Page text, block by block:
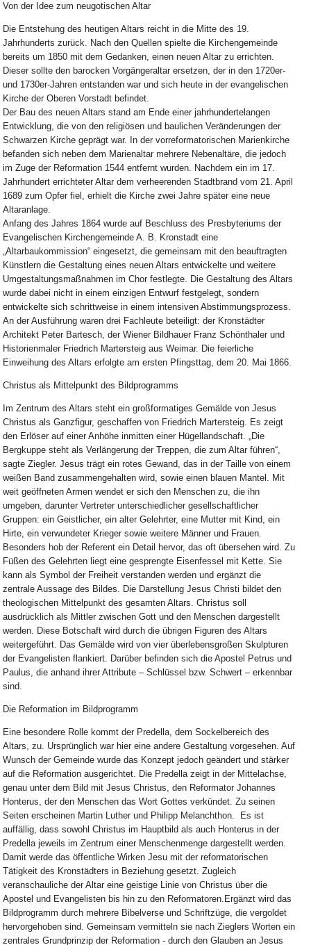
Von der Idee zum neugotischen Altar
Die Entstehung des heutigen Altars reicht in die Mitte des 19.
Jahrhunderts zurück. Nach den Quellen spielte die Kirchengemeinde
bereits um 1850 mit dem Gedanken, einen neuen Altar zu errichten.
Dieser sollte den barocken Vorgängeraltar ersetzen, der in den 1720er-
und 1730er-Jahren entstanden war und sich heute in der evangelischen
Kirche der Oberen Vorstadt befindet.
Der Bau des neuen Altars stand am Ende einer jahrhundertelangen
Entwicklung, die von den religiösen und baulichen Veränderungen der
Schwarzen Kirche geprägt war. In der vorreformatorischen Marienkirche
befanden sich neben dem Marienaltar mehrere Nebenaltäre, die jedoch
im Zuge der Reformation 1544 entfernt wurden. Nachdem ein im 17.
Jahrhundert errichteter Altar dem verheerenden Stadtbrand vom 21. April
1689 zum Opfer fiel, erhielt die Kirche zwei Jahre später eine neue
Altaranlage.
Anfang des Jahres 1864 wurde auf Beschluss des Presbyteriums der
Evangelischen Kirchengemeinde A. B. Kronstadt eine
„Altarbaukommission“ eingesetzt, die gemeinsam mit den beauftragten
Künstlern die Gestaltung eines neuen Altars entwickelte und weitere
Umgestaltungsmaßnahmen im Chor festlegte. Die Gestaltung des Altars
wurde dabei nicht in einem einzigen Entwurf festgelegt, sondern
entwickelte sich schrittweise in einem intensiven Abstimmungsprozess.
An der Ausführung waren drei Fachleute beteiligt: der Kronstädter
Architekt Peter Bartesch, der Wiener Bildhauer Franz Schönthaler und
Historienmaler Friedrich Martersteig aus Weimar. Die feierliche
Einweihung des Altars erfolgte am ersten Pfingsttag, dem 20. Mai 1866.
Christus als Mittelpunkt des Bildprogramms
Im Zentrum des Altars steht ein großformatiges Gemälde von Jesus
Christus als Ganzfigur, geschaffen von Friedrich Martersteig. Es zeigt
den Erlöser auf einer Anhöhe inmitten einer Hügellandschaft. „Die
Bergkuppe steht als Verlängerung der Treppen, die zum Altar führen“,
sagte Ziegler. Jesus trägt ein rotes Gewand, das in der Taille von einem
weißen Band zusammengehalten wird, sowie einen blauen Mantel. Mit
weit geöffneten Armen wendet er sich den Menschen zu, die ihn
umgeben, darunter Vertreter unterschiedlicher gesellschaftlicher
Gruppen: ein Geistlicher, ein alter Gelehrter, eine Mutter mit Kind, ein
Hirte, ein verwundeter Krieger sowie weitere Männer und Frauen.
Besonders hob der Referent ein Detail hervor, das oft übersehen wird. Zu
Füßen des Gelehrten liegt eine gesprengte Eisenfessel mit Kette. Sie
kann als Symbol der Freiheit verstanden werden und ergänzt die
zentrale Aussage des Bildes. Die Darstellung Jesus Christi bildet den
theologischen Mittelpunkt des gesamten Altars. Christus soll
ausdrücklich als Mittler zwischen Gott und den Menschen dargestellt
werden. Diese Botschaft wird durch die übrigen Figuren des Altars
weitergeführt. Das Gemälde wird von vier überlebensgroßen Skulpturen
der Evangelisten flankiert. Darüber befinden sich die Apostel Petrus und
Paulus, die anhand ihrer Attribute – Schlüssel bzw. Schwert – erkennbar
sind.
Die Reformation im Bildprogramm
Eine besondere Rolle kommt der Predella, dem Sockelbereich des
Altars, zu. Ursprünglich war hier eine andere Gestaltung vorgesehen. Auf
Wunsch der Gemeinde wurde das Konzept jedoch geändert und stärker
auf die Reformation ausgerichtet. Die Predella zeigt in der Mittelachse,
genau unter dem Bild mit Jesus Christus, den Reformator Johannes
Honterus, der den Menschen das Wort Gottes verkündet. Zu seinen
Seiten erscheinen Martin Luther und Philipp Melanchthon. Es ist
auffällig, dass sowohl Christus im Hauptbild als auch Honterus in der
Predella jeweils im Zentrum einer Menschenmenge dargestellt werden.
Damit werde das öffentliche Wirken Jesu mit der reformatorischen
Tätigkeit des Kronstädters in Beziehung gesetzt. Zugleich
veranschauliche der Altar eine geistige Linie von Christus über die
Apostel und Evangelisten bis hin zu den Reformatoren.Ergänzt wird das
Bildprogramm durch mehrere Bibelverse und Schriftzüge, die vergoldet
hervorgehoben sind. Gemeinsam vermitteln sie nach Zieglers Worten ein
zentrales Grundprinzip der Reformation - durch den Glauben an Jesus